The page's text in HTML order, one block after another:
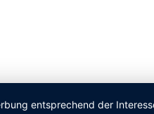
entsprechend der